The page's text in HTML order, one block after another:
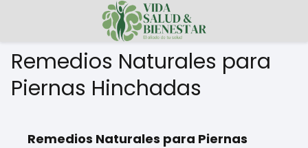
Remedios Naturales para
Piernas Hinchadas
Remedios Naturales para Piernas